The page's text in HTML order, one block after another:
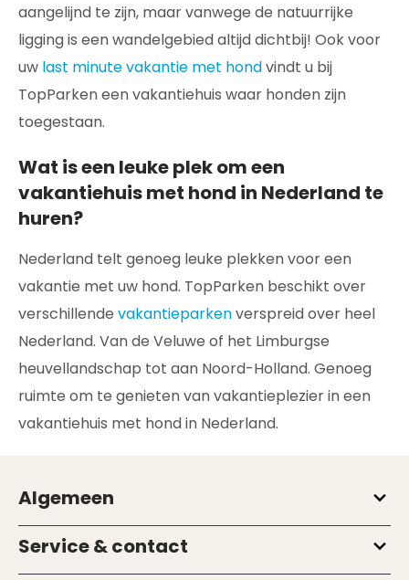
aangelijnd te zijn, maar vanwege de natuurrijke
ligging is een wandelgebied altijd dichtbij! Ook voor
uw last minute vakantie met hondvindt u bij
TopParken een vakantiehuis waar honden zijn
toegestaan.
Wat is een leuke plek om een
vakantiehuis met hond in Nederland te
huren?
Nederland telt genoeg leuke plekken voor een
vakantie met uw hond. TopParken beschikt over
verschillende vakantieparkenverspreid over heel
Nederland. Van de Veluwe of het Limburgse
heuvellandschap tot aan Noord-Holland. Genoeg
ruimte om te genieten van vakantieplezier in een
vakantiehuis met hond in Nederland.
Algemeen
Service & contact